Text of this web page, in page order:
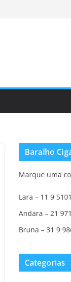
Baralho
Marque uma
Lara – 11 9
Andara – 21
Bruna – 31 9
Categorias